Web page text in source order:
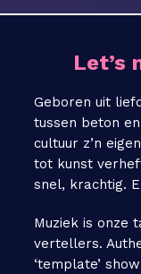
Let’s
Geboren uit
tussen beton
cultuur z’n
tot kunst
snel, krachtig.
Muziek is onze
vertellers.
‘template’